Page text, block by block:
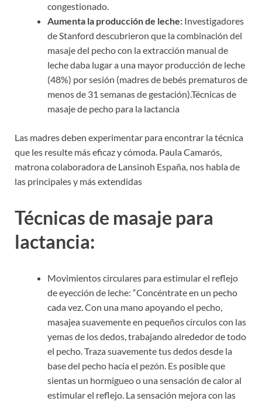
congestionado.
Aumenta la producción de leche: Investigadores
de Stanford descubrieron que la combinación del
masaje del pecho con la extracción manual de
leche daba lugar a una mayor producción de leche
(48%) por sesión (madres de bebés prematuros de
menos de 31 semanas de gestación).Técnicas de
masaje de pecho para la lactancia
Las madres deben experimentar para encontrar la técnica
que les resulte más eficaz y cómoda. Paula Camarós,
matrona colaboradora de Lansinoh España, nos habla de
las principales y más extendidas
Técnicas de masaje para
lactancia:
Movimientos circulares para estimular el reflejo
de eyección de leche: “Concéntrate en un pecho
cada vez. Con una mano apoyando el pecho,
masajea suavemente en pequeños círculos con las
yemas de los dedos, trabajando alrededor de todo
el pecho. Traza suavemente tus dedos desde la
base del pecho hacia el pezón. Es posible que
sientas un hormigueo o una sensación de calor al
estimular el reflejo. La sensación mejora con las